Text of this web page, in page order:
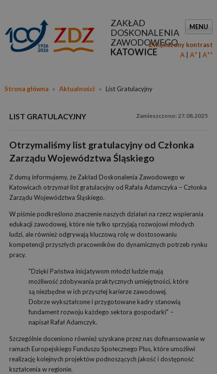
ZAKŁAD
DOSKONALENIA
ZAWODOWEGO
KATOWICE
MENU
Zwiększony kontrast
A
A+ A++
Strona główna » Aktualności » List Gratulacyjny
LIST GRATULACYJNY 27.08.2025
Otrzymaliśmy list gratulacyjny od Członka
Zarządu Województwa Śląskiego
Z dumą informujemy, że Zakład Doskonalenia Zawodowego w
Katowicach otrzymał list gratulacyjny od Rafała Adamczyka – Członka
Zarządu Województwa Śląskiego.
W piśmie podkreślono znaczenie naszych działań na rzecz wspierania
edukacji zawodowej, które nie tylko sprzyjają rozwojowi młodych
ludzi, ale również odgrywają kluczową rolę w dostosowaniu
kompetencji przyszłych pracowników do dynamicznych potrzeb rynku
pracy.
"Dzięki Państwa inicjatywom młodzi ludzie mają
możliwość zdobywania praktycznych umiejętności, które
są niezbędne w ich przyszłej karierze zawodowej.
Dobrze wykształcone i przygotowane kadry stanowią
fundament rozwoju każdego sektora gospodarki" –
napisał Rafał Adamczyk.
Szczególnie doceniono również uzyskane przez nas dofinansowanie w
ramach Europejskiego Funduszu Społecznego Plus, które umożliwi
realizację kolejnych projektów podnoszących jakość i dostępność
kształcenia w regionie.